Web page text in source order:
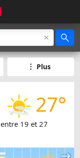
Plus
27°
19 et 27